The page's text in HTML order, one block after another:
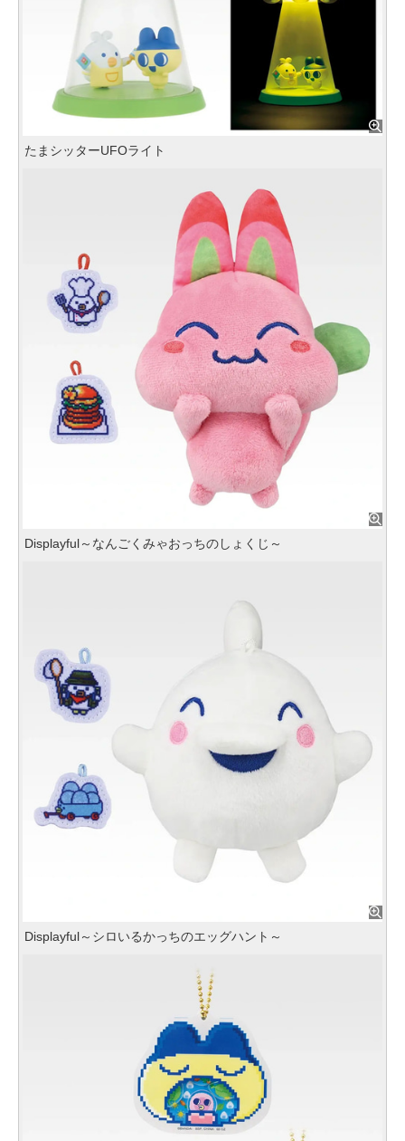
たまシッターUFOライト
Displayful～なんごくみゃおっちのしょくじ～
Displayful～シロいるかっちのエッグハント～